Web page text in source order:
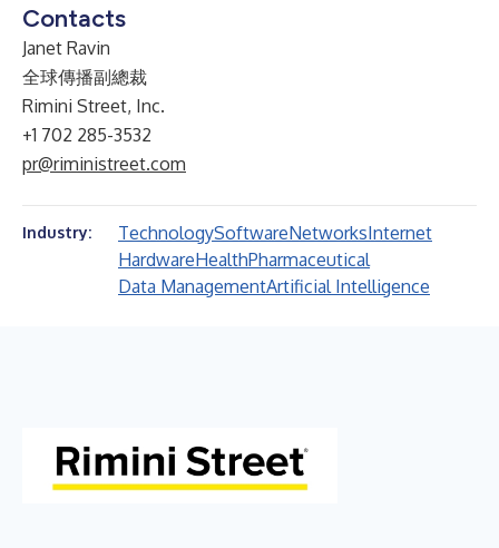
Contacts
Janet Ravin
全球傳播副總裁
Rimini Street, Inc.
+1 702 285-3532
pr@riministreet.com
Industry: TechnologySoftwareNetworksInternet
HardwareHealthPharmaceutical
Data ManagementArtificial Intelligence